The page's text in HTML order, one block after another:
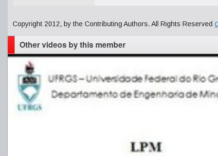
Copyright 2012, by the Contributing Authors. All Rights Reserved
Other videos by this member